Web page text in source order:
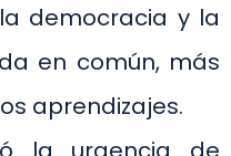
democracia y la
en común, más
aprendizajes.